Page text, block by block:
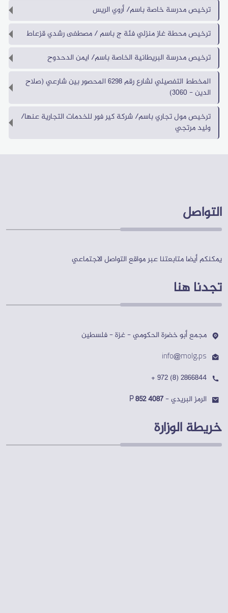
التشغيلة
التفاهم
الخدمات
تقارير
الإنجاز
موسوعة
قوانين
الهيئات
مجلة
اللجنة
الصادرة
عن
المركزية
ترخيص مدرسة خاصة باسم/ أروي الريس
ترخيص محطة غاز منزلي فئة ج باسم / مصطفى رشدي قزعاط
ترخيص مدرسة البريطانية الخاصة باسم/ ايمن الدحدوح
المخطط التفصيلي لشارع رقم 6298 المحصور بين شارعي (صلاح
الدين - 3060)
ترخيص مول تجاري باسم/ شركة كير فور للخدمات التجارية عنها/
وليد مرتجي
التواصل
يمكنكم أيضا متابعتنا عبر مواقع التواصل الاجتماعي
تجدنا هنا
مجمع أبو خضرة الحكومي - غزة - فلسطين
info@molg.ps
+ 972 (8) 2866844
الرمز البريدي -P 852 4087
خريطة الوزارة